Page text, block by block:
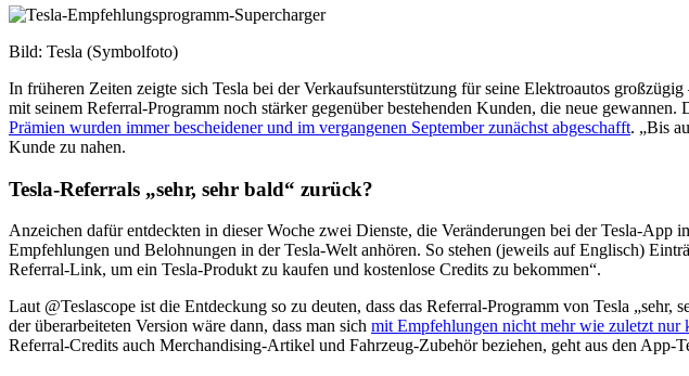
Bild: Tesla (Symbolfoto)
In früheren Zeiten zeigte sich Tesla bei der Verkaufsunterstützung für seine Elektroautos
mit seinem Referral-Programm noch stärker gegenüber bestehenden Kunden, die neue
Prämien wurden immer bescheidener und im vergangenen September zunächst abgeschafft. „Bis
Kunde zu nahen.
Tesla-Referrals „sehr, sehr bald“ zurück?
Anzeichen dafür entdeckten in dieser Woche zwei Dienste, die Veränderungen bei der Tesla-
Empfehlungen und Belohnungen in der Tesla-Welt anhören. So stehen (jeweils auf Englisch)
Referral-Link, um ein Tesla-Produkt zu kaufen und kostenlose Credits zu bekommen“.
Laut @Teslascope ist die Entdeckung so zu deuten, dass das Referral-Programm von Tesla
der überarbeiteten Version wäre dann, dass man sich mit Empfehlungen nicht mehr wie zuletzt nur
Referral-Credits auch Merchandising-Artikel und Fahrzeug-Zubehör beziehen, geht aus den App-